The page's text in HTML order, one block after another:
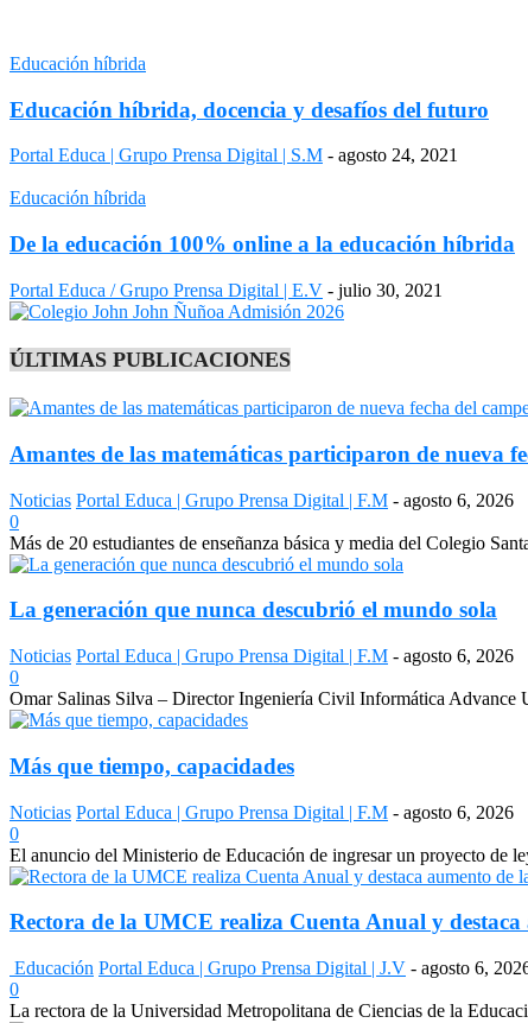
Educación híbrida
Educación híbrida, docencia y desafíos del futuro
Portal Educa | Grupo Prensa Digital | S.M - agosto 24, 2021
Educación híbrida
De la educación 100% online a la educación híbrida
Portal Educa / Grupo Prensa Digital | E.V - julio 30, 2021
ÚLTIMAS PUBLICACIONES
Amantes de las matemáticas participaron de nueva
Noticias Portal Educa | Grupo Prensa Digital | F.M - agosto 6, 2026
0
Más de 20 estudiantes de enseñanza básica y media del Colegio
La generación que nunca descubrió el mundo sola
Noticias Portal Educa | Grupo Prensa Digital | F.M - agosto 6, 2026
0
Omar Salinas Silva – Director Ingeniería Civil Informática
Más que tiempo, capacidades
Noticias Portal Educa | Grupo Prensa Digital | F.M - agosto 6, 2026
0
El anuncio del Ministerio de Educación de ingresar un proyecto de
Rectora de la UMCE realiza Cuenta Anual y
Educación Portal Educa | Grupo Prensa Digital | J.V - agosto 6,
0
La rectora de la Universidad Metropolitana de Ciencias de la